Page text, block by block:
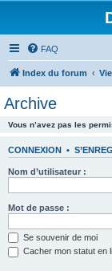
FAQ
Index du forum
Archive
Vous n’avez pas les
CONNEXION •
Nom d’utilisateur :
Mot de passe :
Se souvenir de moi
Cacher mon statut en